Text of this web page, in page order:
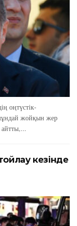
оңтүстік-
жойқын жер
айтты,...
кезінде